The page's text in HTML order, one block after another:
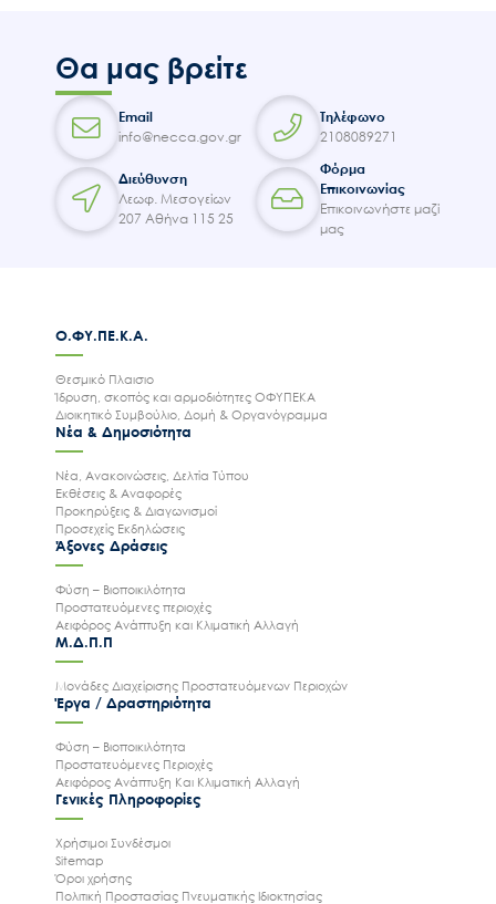
Θα μας βρείτε
Email
info@necca.gov.gr
Τηλέφωνο
2108089271
Διεύθυνση
Λεωφ. Μεσογείων
207 Αθήνα 115 25
Φόρμα
Επικοινωνίας
Επικοινωνήστε μαζί
μας
Ο.ΦΥ.ΠΕ.Κ.Α.
Θεσμικό Πλαισιο
Ίδρυση, σκοπός και αρμοδιότητες ΟΦΥΠΕΚΑ
Διοικητικό Συμβούλιο, Δομή & Οργανόγραμμα
Νέα & Δημοσιότητα
Νέα, Ανακοινώσεις, Δελτία Τύπου
Εκθέσεις & Αναφορές
Προκηρύξεις & Διαγωνισμοί
Προσεχείς Εκδηλώσεις
Άξονες Δράσεις
Φύση – Βιοποικιλότητα
Προστατευόμενες περιοχές
Αειφόρος Ανάπτυξη και Κλιματική Αλλαγή
Μ.Δ.Π.Π
Μονάδες Διαχείρισης Προστατευόμενων Περιοχών
Έργα / Δραστηριότητα
Φύση – Βιοποικιλότητα
Προστατευόμενες Περιοχές
Αειφόρος Ανάπτυξη Και Κλιματική Αλλαγή
Γενικές Πληροφορίες
Χρήσιμοι Συνδέσμοι
Sitemap
Όροι χρήσης
Πολιτική Προστασίας Πνευματικής Ιδιοκτησίας